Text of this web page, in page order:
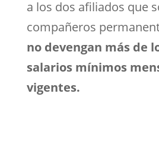
a los dos afiliados que
compañeros
no devengan más de
salarios mínimos
vigentes.